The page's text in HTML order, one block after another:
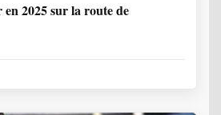
en 2025 sur la route de